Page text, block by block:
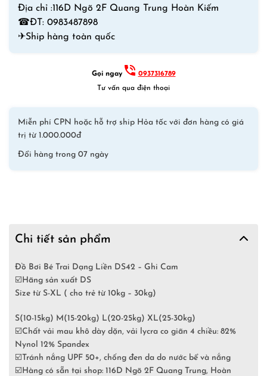
Địa chỉ :116D Ngõ 2F Quang Trung Hoàn Kiếm
☎ĐT: 0983487898
✈Ship hàng toàn quốc
Gọi ngay
0937316789
Tư vấn qua điện thoại
Miễn phí CPN hoặc hỗ trợ ship Hỏa tốc với đơn hàng có giá
trị từ 1.000.000đ
Đổi hàng trong 07 ngày
Chi tiết sản phẩm
Đồ Bơi Bé Trai Dạng Liền DS42 – Ghi Cam
☑️Hãng sản xuất DS
Size từ S-XL ( cho trẻ từ 10kg – 30kg)
S(10-15kg) M(15-20kg) L(20-25kg) XL(25-30kg)
☑️Chất vải mau khô dày dặn, vải lycra co giãn 4 chiều: 82%
Nynol 12% Spandex
☑️Tránh nắng UPF 50+, chống đen da do nước bể và nắng
☑️Hàng có sẵn tại shop: 116D Ngõ 2F Quang Trung, Hoàn